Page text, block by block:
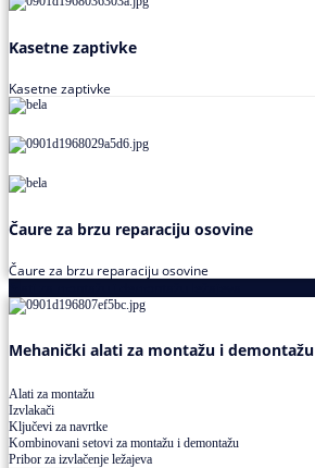
Kasetne zaptivke
Kasetne zaptivke
Čaure za brzu reparaciju osovine
Čaure za brzu reparaciju osovine
Mehanički alati za montažu i demontažu
Alati za montažu
Izvlakači
Ključevi za navrtke
Kombinovani setovi za montažu i demontažu
Pribor za izvlačenje ležajeva